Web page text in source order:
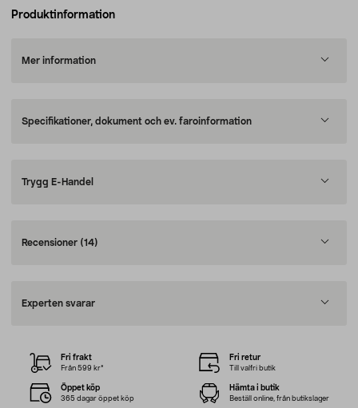
Produktinformation
Mer information
Specifikationer, dokument och ev. faroinformation
Trygg E-Handel
Recensioner (14)
Experten svarar
Fri frakt
Från 599 kr*
Fri retur
Till valfri butik
Öppet köp
365 dagar öppet köp
Hämta i butik
Beställ online, från butikslager